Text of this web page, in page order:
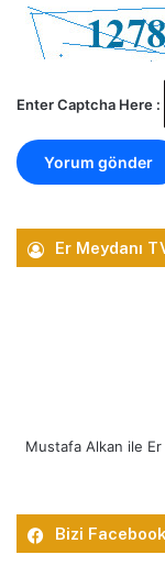
Enter Captcha Here :
Er Meydanı
Mustafa Alkan ile Er
Bizi